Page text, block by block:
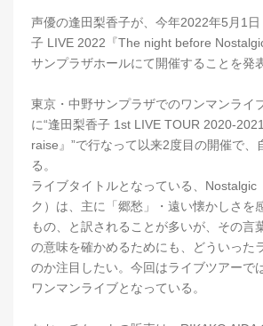
声優の逢田梨香子が、今年2022年5月1日
子 LIVE 2022『The night before
サンプラザホールにて開催することを発
東京・中野サンプラザでのワンマンライ
に“逢田梨香子 1st LIVE TOUR 2020-
raise』”で行なって以来2度目の開催で、
る。
ライブタイトルとなっている、Nostalgic
ク）は、主に「郷愁」・遠い懐かしさを
もの、と訳されることが多いが、その言
の意味を確かめるためにも、どういった
のか注目したい。今回はライブツアーで
ワンマンライブとなっている。